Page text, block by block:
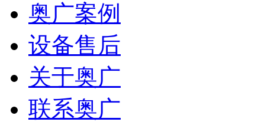
奥广案例
设备售后
关于奥广
联系奥广